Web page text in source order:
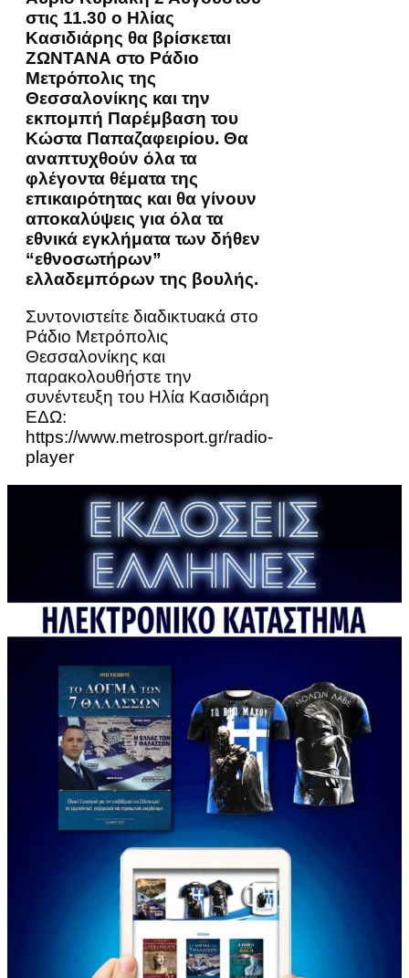
στις 11.30 ο Ηλίας
Κασιδιάρης θα βρίσκεται
ΖΩΝΤΑΝΑ στο Ράδιο
Μετρόπολις της
Θεσσαλονίκης και την
εκπομπή Παρέμβαση του
Κώστα Παπαζαφειρίου. Θα
αναπτυχθούν όλα τα
φλέγοντα θέματα της
επικαιρότητας και θα γίνουν
αποκαλύψεις για όλα τα
εθνικά εγκλήματα των δήθεν
“εθνοσωτήρων”
ελλαδεμπόρων της βουλής.
Συντονιστείτε διαδικτυακά στο
Ράδιο Μετρόπολις
Θεσσαλονίκης και
παρακολουθήστε την
συνέντευξη του Ηλία Κασιδιάρη
ΕΔΩ:
https://www.metrosport.gr/radio-
player